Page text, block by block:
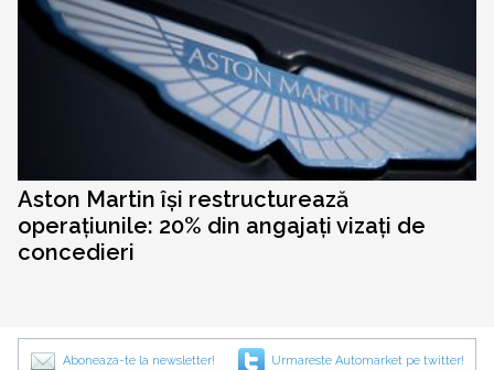
Aston Martin își restructurează
operațiunile: 20% din angajați vizați de
concedieri
Aboneaza-te la newsletter! Urmareste Automarket pe twitter!